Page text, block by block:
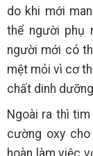
do khi mới
thể người phụ
người mới có
mệt mỏi vì cơ
chất dinh
Ngoài ra thì
cường oxy